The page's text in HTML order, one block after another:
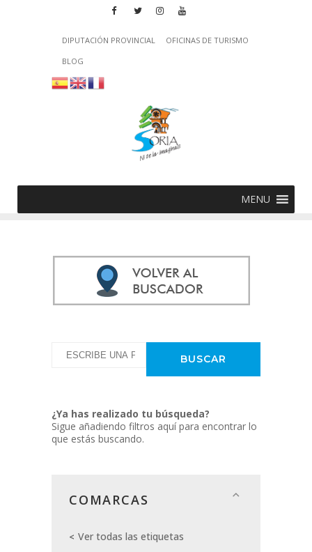
DIPUTACIÓN PROVINCIAL
OFICINAS DE TURISMO
BLOG
MENU
¿Ya has realizado tu búsqueda?
Sigue añadiendo filtros aquí para encontrar lo
que estás buscando.
COMARCAS
Ver todas las etiquetas